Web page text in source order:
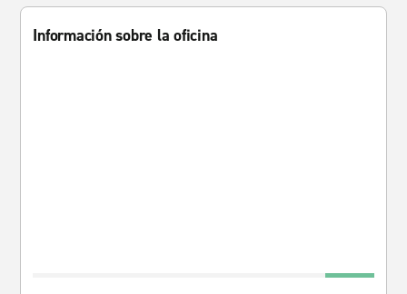
Información sobre la oficina